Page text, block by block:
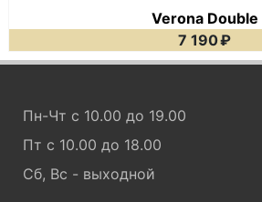
Verona Double
7 190₽
Пн-Чт с 10.00 до 19.00
Пт с 10.00 до 18.00
Сб, Вс - выходной